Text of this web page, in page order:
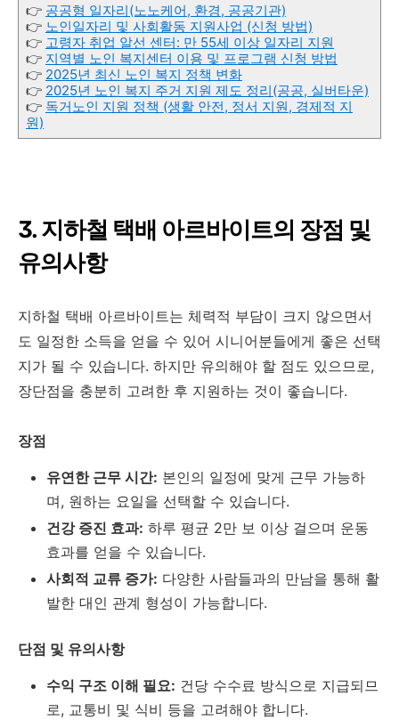
👉 공공형 일자리(노노케어, 환경, 공공기관)
👉 노인일자리 및 사회활동 지원사업 (신청 방법)
👉 고령자 취업 알선 센터: 만 55세 이상 일자리 지원
👉 지역별 노인 복지센터 이용 및 프로그램 신청 방법
👉 2025년 최신 노인 복지 정책 변화
👉 2025년 노인 복지 주거 지원 제도 정리(공공, 실버타운)
👉 독거노인 지원 정책 (생활 안전, 정서 지원, 경제적 지
원)
3. 지하철 택배 아르바이트의 장점 및
유의사항
지하철 택배 아르바이트는 체력적 부담이 크지 않으면서
도 일정한 소득을 얻을 수 있어 시니어분들에게 좋은 선택
지가 될 수 있습니다. 하지만 유의해야 할 점도 있으므로,
장단점을 충분히 고려한 후 지원하는 것이 좋습니다.
장점
유연한 근무 시간: 본인의 일정에 맞게 근무 가능하
며, 원하는 요일을 선택할 수 있습니다.
건강 증진 효과: 하루 평균 2만 보 이상 걸으며 운동
효과를 얻을 수 있습니다.
사회적 교류 증가: 다양한 사람들과의 만남을 통해 활
발한 대인 관계 형성이 가능합니다.
단점 및 유의사항
수익 구조 이해 필요: 건당 수수료 방식으로 지급되므
로, 교통비 및 식비 등을 고려해야 합니다.